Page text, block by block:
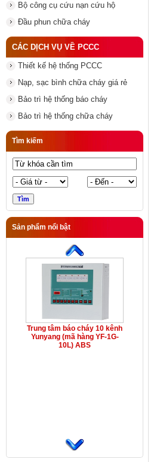
Bộ công cụ cứu nạn cứu hộ
Đầu phun chữa cháy
CÁC DỊCH VỤ VỀ PCCC
Thiết kế hệ thống PCCC
Nạp, sạc bình chữa cháy giá rẻ
Bảo trì hệ thống báo cháy
Bảo trì hệ thống chữa cháy
Tìm kiếm
Sản phẩm nổi bật
Trung tâm báo cháy 10 kênh
Yunyang (mã hàng YF-1G-
10L) ABS